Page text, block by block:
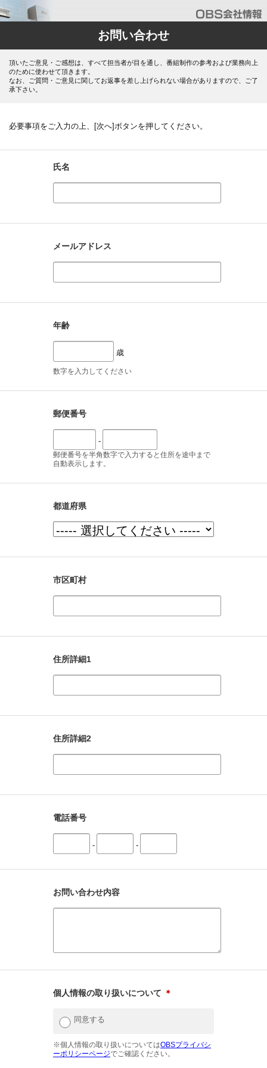
お問い合わせ
頂いたご意見・ご感想は、すべて担当者が目を通し、番組制作の参考および業務向上
のために使わせて頂きます。
なお、ご質問・ご意見に関してお返事を差し上げられない場合がありますので、ご了
承下さい。
必要事項をご入力の上、[次へ]ボタンを押してください。
氏名
メールアドレス
年齢
歳
数字を入力してください
郵便番号
-
郵便番号を半角数字で入力すると住所を途中まで
自動表示します。
都道府県
市区町村
住所詳細1
住所詳細2
電話番号
- -
お問い合わせ内容
個人情報の取り扱いについて ＊
同意する
※個人情報の取り扱いについてはOBSプライバシ
ーポリシーページでご確認ください。